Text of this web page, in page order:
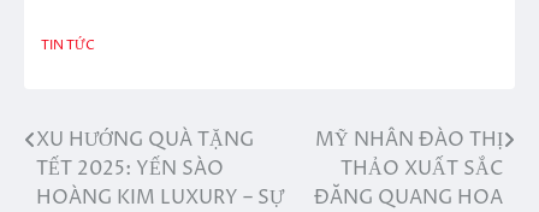
TIN TỨC
Điều
hướng
XU HƯỚNG QUÀ TẶNG
TẾT 2025: YẾN SÀO
HOÀNG KIM LUXURY – SỰ
MỸ NHÂN ĐÀO THỊ
THẢO XUẤT SẮC
ĐĂNG QUANG HOA